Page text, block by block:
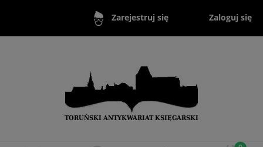
Zarejestruj się Zaloguj się